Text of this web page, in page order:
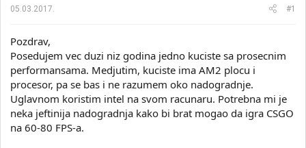
t
m
j
a
05.03.2017. #1
Pozdrav,
Posedujem vec duzi niz godina jedno kuciste sa prosecnim
performansama. Medjutim, kuciste ima AM2 plocu i
procesor, pa se bas i ne razumem oko nadogradnje.
Uglavnom koristim intel na svom racunaru. Potrebna mi je
neka jeftinija nadogradnja kako bi brat mogao da igra CSGO
na 60-80 FPS-a.